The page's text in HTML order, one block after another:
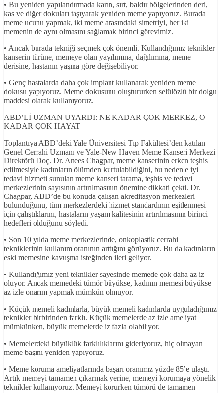
• Bu yeniden yapılandırmada karın, sırt, baldır bölgelerinden deri,
kas ve diğer dokuları taşıyarak yeniden meme yapıyoruz. Burada
meme ucunu yapmak, iki meme arasındaki simetriyi, her iki
memenin de aynı olmasını sağlamak birinci görevimiz.
• Ancak burada tekniği seçmek çok önemli. Kullandığımız teknikler
kanserin türüne, memeye olan yayılımına, dağılımına, meme
derisine, hastanın yaşına göre değişebiliyor.
• Genç hastalarda daha çok implant kullanarak yeniden meme
dokusu yapıyoruz. Meme dokusunu oluştururken selülözlü bir dolgu
maddesi olarak kullanıyoruz.
ABD’Lİ UZMAN UYARDI: NE KADAR ÇOK MERKEZ, O
KADAR ÇOK HAYAT
Toplantıya ABD’deki Yale Üniversitesi Tıp Fakültesi’den katılan
Genel Cerrahi Uzmanı ve Yale-New Haven Meme Kanseri Merkezi
Direktörü Doç. Dr. Anees Chagpar, meme kanserinin erken teşhis
edilmesiyle kadınların ölümden kurtulabildiğini, bu nedenle iyi
tedavi hizmeti sunulan meme kanseri tarama, teşhis ve tedavi
merkezlerinin sayısının artırılmasının önemine dikkati çekti. Dr.
Chagpar, ABD’de bu konuda çalışan akreditasyon merkezleri
bulunduğunu, tüm merkezlerdeki hizmet standardının eşitlenmesi
için çalıştıklarını, hastaların yaşam kalitesinin artırılmasının birinci
hedefleri olduğunu söyledi.
• Son 10 yılda meme merkezlerinde, onkoplastik cerrahi
tekniklerinin kullanım oranının arttığını görüyoruz. Bu da kadınların
eski memesine kavuşma isteğinden ileri geliyor.
• Kullandığımız yeni teknikler sayesinde memede çok daha az iz
oluyor. Ancak memedeki tümör büyükse, kadının memesi büyükse
az izle onarım yapmak mümkün olmuyor.
• Küçük memeli kadınlarla, büyük memeli kadınlarda uyguladığımız
teknikler birbirinden farklı. Küçük memelerde az izle ameliyat
mümkünken, büyük memelerde iz fazla olabiliyor.
• Memelerdeki büyüklük farklılıklarını gideriyoruz, hiç olmayan
meme başını yeniden yapıyoruz.
• Meme koruma ameliyatlarında başarı oranımız yüzde 85’e ulaştı.
Artık memeyi tamamen çıkarmak yerine, memeyi korumaya yönelik
teknikler kullanıyoruz. Memeyi korurken tümörü de tamamen